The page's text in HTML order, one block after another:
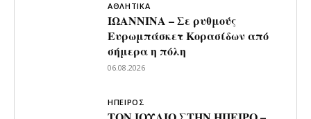
ΑΘΛΗΤΙΚΑ
ΙΩΑΝΝΙΝΑ – Σε ρυθμούς
Ευρωμπάσκετ Κορασίδων από
σήμερα η πόλη
06.08.2026
ΗΠΕΙΡΟΣ